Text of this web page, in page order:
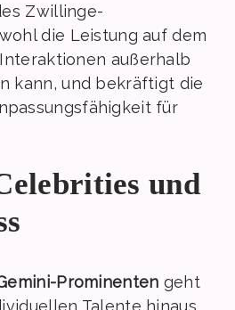
Zwillinge-
die Leistung auf dem
außerhalb
kann, und bekräftigt die
für
und
Prominenten geht
Talente hinaus